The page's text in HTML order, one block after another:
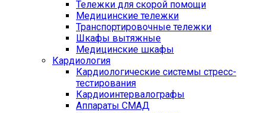
Тележки для скорой помощи
Медицинские тележки
Транспортировочные тележки
Шкафы вытяжные
Медицинские шкафы
Кардиология
Кардиологические системы стресс-
тестирования
Кардиоинтервалографы
Аппараты СМАД